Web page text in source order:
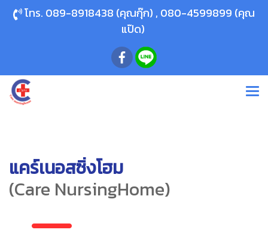
โทร. 089-8918438 (คุณกุ๊ก) , 080-4599899 (คุณ
แป๊ด)
แคร์เนอสซิ่งโฮม
(Care NursingHome)